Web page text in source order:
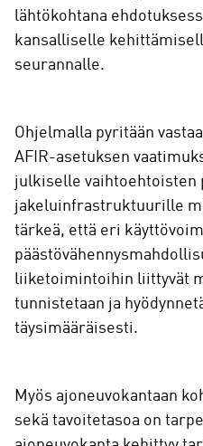
lähtökohtana
kansalliselle
seurannalle.
Ohjelmalla pyritään
AFIR-asetuksen
julkiselle vaihtoehtoisten
jakeluinfrastruktuurille
tärkeä, että eri
liiketoimintoihin liittyvät
tunnistetaan ja
täysimääräisesti.
Myös ajoneuvokantaan
sekä tavoitetasoa on